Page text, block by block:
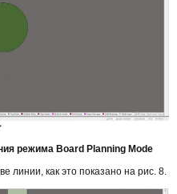
режима Board Planning Mode
линии, как это показано на рис. 8.